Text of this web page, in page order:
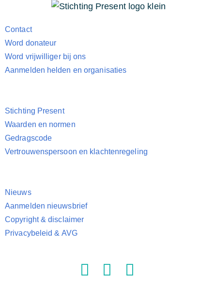
Contact
Word donateur
Word vrijwilliger bij ons
Aanmelden helden en organisaties
Stichting Present
Waarden en normen
Gedragscode
Vertrouwenspersoon en klachtenregeling
Nieuws
Aanmelden nieuwsbrief
Copyright & disclaimer
Privacybeleid & AVG